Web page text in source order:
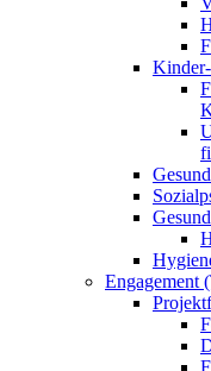
Engagement